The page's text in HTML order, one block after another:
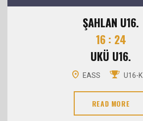
ŞAHLAN U16.
16 : 24
UKÜ U16.
EASS U16-K
READ MORE